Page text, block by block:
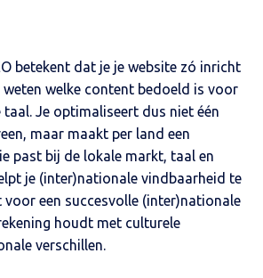
betekent dat je je website zó inricht
welke content bedoeld is voor
taal. Je optimaliseert dus niet één
maar maakt per land een
past bij de lokale markt, taal en
je (inter)nationale vindbaarheid te
een succesvolle (inter)nationale
houdt met culturele
verschillen.